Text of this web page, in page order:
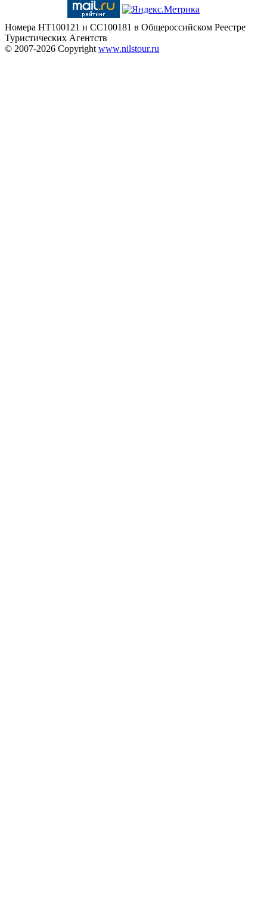
Номера HT100121 и CC100181 в Общероссийском Реестре
Туристических Агентств
© 2007-2026 Copyright www.nilstour.ru